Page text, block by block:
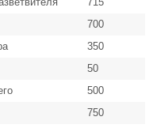
700
350
50
500
750